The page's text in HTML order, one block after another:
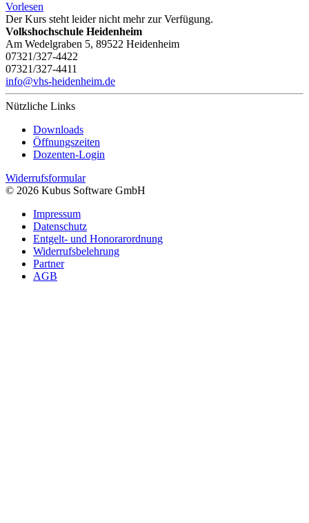
Vorlesen
Der Kurs steht leider nicht mehr zur Verfügung.
Volkshochschule Heidenheim
Am Wedelgraben 5, 89522 Heidenheim
07321/327-4422
07321/327-4411
info@vhs-heidenheim.de
Nützliche Links
Downloads
Öffnungszeiten
Dozenten-Login
Widerrufsformular
© 2026 Kubus Software GmbH
Impressum
Datenschutz
Entgelt- und Honorarordnung
Widerrufsbelehrung
Partner
AGB